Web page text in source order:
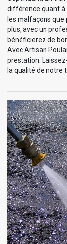
différence quant à
les malfaçons que
plus, avec un
bénéficierez de
Avec Artisan
prestation.
la qualité de notre